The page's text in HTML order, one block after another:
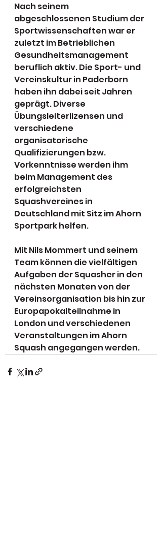
Nach seinem
abgeschlossenen Studium der
Sportwissenschaften war er
zuletzt im Betrieblichen
Gesundheitsmanagement
beruflich aktiv. Die Sport- und
Vereinskultur in Paderborn
haben ihn dabei seit Jahren
geprägt. Diverse
Übungsleiterlizensen und
verschiedene
organisatorische
Qualifizierungen bzw.
Vorkenntnisse werden ihm
beim Management des
erfolgreichsten
Squashvereines in
Deutschland mit Sitz im Ahorn
Sportpark helfen.
Mit Nils Mommert und seinem
Team können die vielfältigen
Aufgaben der Squasher in den
nächsten Monaten von der
Vereinsorganisation bis hin zur
Europapokalteilnahme in
London und verschiedenen
Veranstaltungen im Ahorn
Squash angegangen werden.